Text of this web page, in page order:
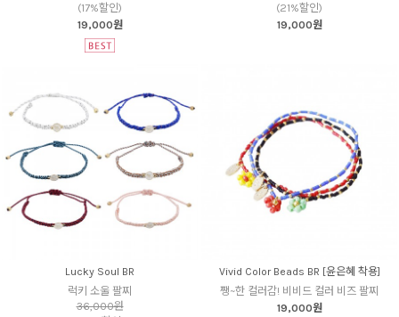
(17%할인)
19,000원
(21%할인)
19,000원
Lucky Soul BR
럭키 소울 팔찌
36,000원
Vivid Color Beads BR [윤은혜 착용]
쨍~한 컬러감! 비비드 컬러 비즈 팔찌
19,000원